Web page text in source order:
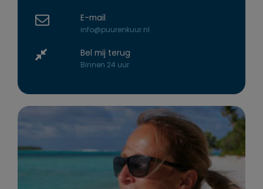
E-mail
info@puurenkuur.nl
Bel mij terug
Binnen 24 uur